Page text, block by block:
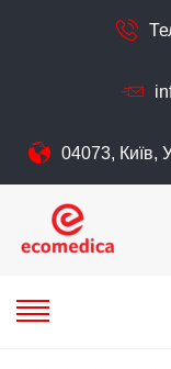
04073, Київ,